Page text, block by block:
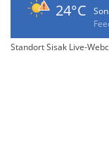
24°C
Standort Sisak Live-